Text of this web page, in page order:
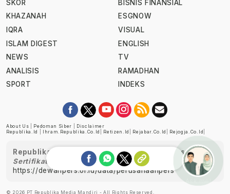
SKOR
KHAZANAH
IQRA
ISLAM DIGEST
NEWS
ANALISIS
SPORT
BISNIS FINANSIAL
ESGNOW
VISUAL
ENGLISH
TV
RAMADHAN
INDEKS
About Us Pedoman Siber
Disclaimer
Republika.id
Ihram.republika.co.id Retizen.id Rejabar.co.id Rejogja.co.id
Republika telah diverifikasi oleh Dewan Pers
Sertifikat Nomor 1058/DP-Verifikasi/K/XII/2022
https://dewanpers.or.id/data/perusahaanpers
© 2026 PT Republika Media Mandiri - All Rights Reserved.
Ask me!